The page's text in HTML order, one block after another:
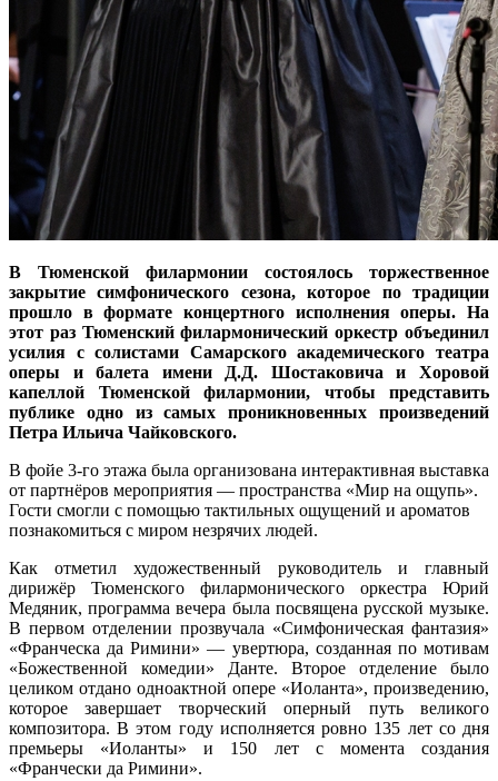
В Тюменской филармонии состоялось торжественное
закрытие симфонического сезона, которое по традиции
прошло в формате концертного исполнения оперы. На
этот раз Тюменский филармонический оркестр объединил
усилия с солистами Самарского академического театра
оперы и балета имени Д.Д. Шостаковича и Хоровой
капеллой Тюменской филармонии, чтобы представить
публике одно из самых проникновенных произведений
Петра Ильича Чайковского.
В фойе 3-го этажа была организована интерактивная выставка
от партнёров мероприятия — пространства «Мир на ощупь».
Гости смогли с помощью тактильных ощущений и ароматов
познакомиться с миром незрячих людей.
Как отметил художественный руководитель и главный
дирижёр Тюменского филармонического оркестра Юрий
Медяник, программа вечера была посвящена русской музыке.
В первом отделении прозвучала «Симфоническая фантазия»
«Франческа да Римини» — увертюра, созданная по мотивам
«Божественной комедии» Данте. Второе отделение было
целиком отдано одноактной опере «Иоланта», произведению,
которое завершает творческий оперный путь великого
композитора. В этом году исполняется ровно 135 лет со дня
премьеры «Иоланты» и 150 лет с момента создания
«Франчески да Римини».